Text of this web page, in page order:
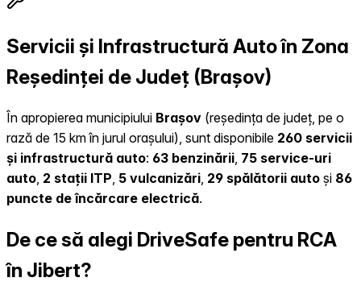
Servicii și Infrastructură Auto în Zona
Reședinței de Județ (Brașov)
În apropierea municipiului Brașov (reședința de județ, pe o
rază de 15 km în jurul orașului), sunt disponibile 260 servicii
și infrastructură auto: 63 benzinării, 75 service-uri
auto, 2 stații ITP, 5 vulcanizări, 29 spălătorii auto și 86
puncte de încărcare electrică.
De ce să alegi DriveSafe pentru RCA
în Jibert?